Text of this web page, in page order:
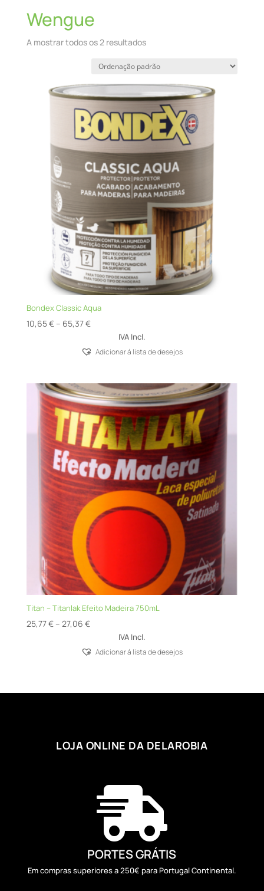
Wengue
A mostrar todos os 2 resultados
Bondex Classic Aqua
10,65€ – 65,37€Price
10,65 €
IVA Incl.
Adicionar á lista de desejos
Titan – Titanlak Efeito Madeira 750mL
25,77€ – 27,06 €Price
25,77 €
IVA Incl.
Adicionar á lista de desejos
LOJA ONLINE DA DELAROBIA

PORTES GRÁTIS
Em compras superiores a 250€ para Portugal Continental.